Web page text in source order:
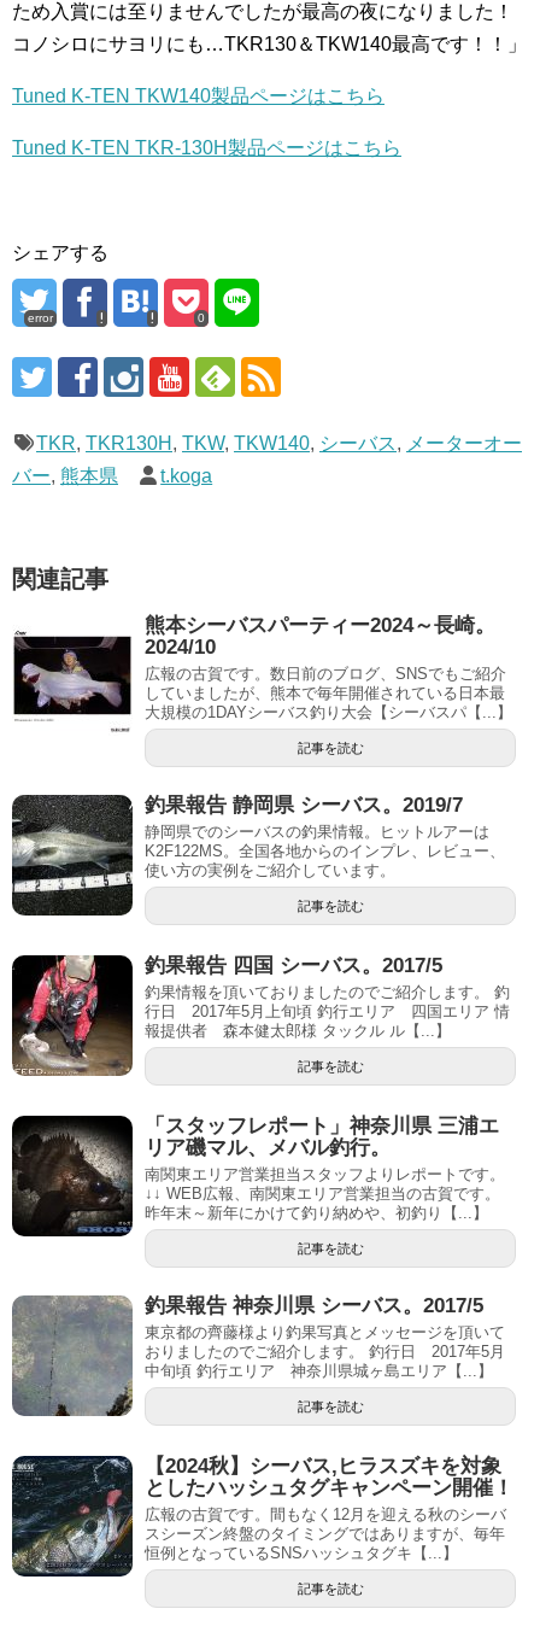
ため入賞には至りませんでしたが最高の夜になりました！
コノシロにサヨリにも…TKR130＆TKW140最高です！！」
Tuned K-TEN TKW140製品ページはこちら
Tuned K-TEN TKR-130H製品ページはこちら
シェアする
error 0
TKR, TKR130H , TKW, TKW140, シーバス, メーターオー
バー, 熊本県 t.koga
関連記事
熊本シーバスパーティー2024～長崎。
2024/10
広報の古賀です。数日前のブログ、SNSでもご紹介
していましたが、熊本で毎年開催されている日本最
大規模の1DAYシーバス釣り大会【シーバスパ【...】
記事を読む
釣果報告 静岡県 シーバス。2019/7
静岡県でのシーバスの釣果情報。ヒットルアーは
K2F122MS。全国各地からのインプレ、レビュー、
使い方の実例をご紹介しています。
記事を読む
釣果報告 四国 シーバス。2017/5
釣果情報を頂いておりましたのでご紹介します。 釣
行日 2017年5月上旬頃 釣行エリア 四国エリア 情
報提供者 森本健太郎様 タックル ル【...】
記事を読む
「スタッフレポート」神奈川県 三浦エ
リア磯マル、メバル釣行。
南関東エリア営業担当スタッフよりレポートです。
↓↓ WEB広報、南関東エリア営業担当の古賀です。
昨年末～新年にかけて釣り納めや、初釣り【...】
記事を読む
釣果報告 神奈川県 シーバス。2017/5
東京都の齊藤様より釣果写真とメッセージを頂いて
おりましたのでご紹介します。 釣行日 2017年5月
中旬頃 釣行エリア 神奈川県城ヶ島エリア【...】
記事を読む
【2024秋】シーバス,ヒラスズキを対象
としたハッシュタグキャンペーン開催！
広報の古賀です。間もなく12月を迎える秋のシーバ
スシーズン終盤のタイミングではありますが、毎年
恒例となっているSNSハッシュタグキ【...】
記事を読む